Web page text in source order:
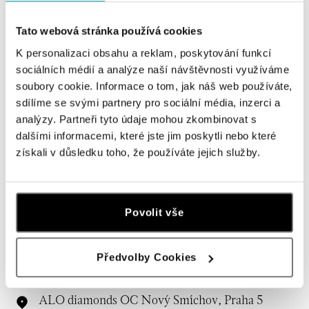
Tato webová stránka používá cookies
K personalizaci obsahu a reklam, poskytování funkcí
sociálních médií a analýze naší návštěvnosti využíváme
soubory cookie. Informace o tom, jak náš web používáte,
sdílíme se svými partnery pro sociální média, inzerci a
analýzy. Partneři tyto údaje mohou zkombinovat s
dalšími informacemi, které jste jim poskytli nebo které
získali v důsledku toho, že používáte jejich služby.
Povolit vše
Předvolby Cookies
Slovensko
ALO diamonds OC Forum Nová Karolina,
Jantarová 3344/4, 702 00 Ostrava-Moravská Ostrava
dnes otevřeno do 21:00
ALO diamonds OC Nový Smíchov, Praha 5